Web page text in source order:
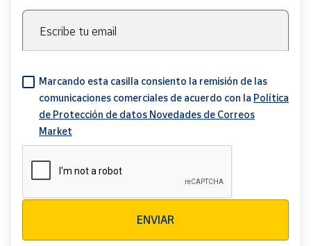
Escribe tu email
Marcando esta casilla consiento la remisión de las
comunicaciones comerciales de acuerdo con la Política
de Protección de datos Novedades de Correos
Market
ENVIAR